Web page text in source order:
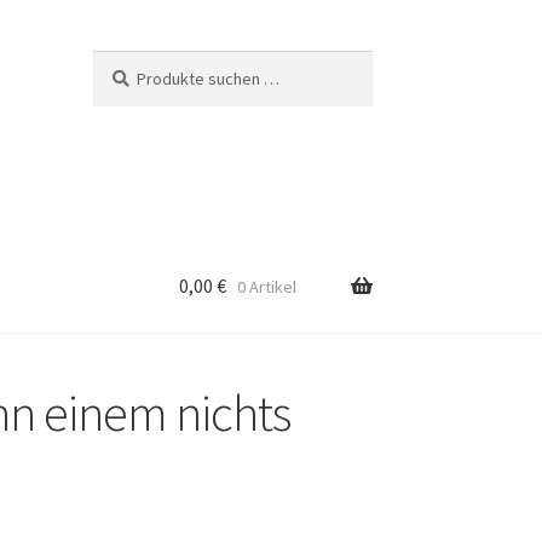
nach:
0,00€ 0 Artikel
einem nichts